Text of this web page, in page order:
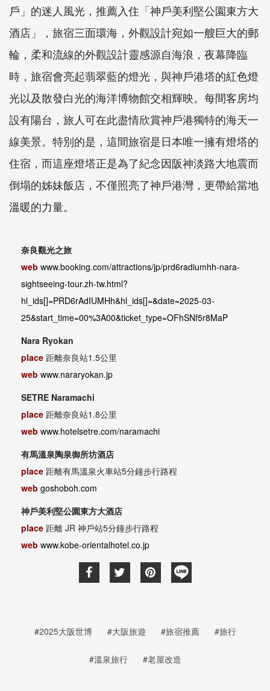
戶」的迷人風光，推薦入住「神戶美利堅公園東方大
酒店」，旅宿三面環海，外觀設計宛如一艘巨大的郵
輪，柔和流線的外觀設計靈感源自海浪，夜幕降臨
時，旅宿會亮起翡翠藍的燈光，與神戶港塔的紅色燈
光以及散發白光的海洋博物館交相輝映。每間客房均
設有陽台，旅人可在此盡情欣賞神戶港獨特的海天一
線美景。特別的是，這間旅宿是日本唯一擁有燈塔的
住宿，而這座燈塔正是為了紀念因阪神淡路大地震而
倒塌的姊妹飯店，不僅照亮了神戶港灣，更帶給當地
溫暖的力量。
奈良觀光之旅
web www.booking.com/attractions/jp/prd6radiumhh-nara-
sightseeing-tour.zh-tw.html?
hl_ids[]=PRD6rAdIUMHh&hl_ids[]=&date=2025-03-
25&start_time=00%3A00&ticket_type=OFhSNf5r8MaP
Nara Ryokan
place 距離奈良站1.5公里
web www.nararyokan.jp
SETRE Naramachi
place 距離奈良站1.8公里
web www.hotelsetre.com/naramachi
有馬溫泉陶泉御所坊酒店
place 距離有馬溫泉火車站5分鐘步行路程
web goshoboh.com
神戶美利堅公園東方大酒店
place 距離 JR 神戶站5分鐘步行路程
web www.kobe-orientalhotel.co.jp
#2025大阪世博 #大阪旅遊 #旅宿推薦 #旅行
#溫泉旅行 #老屋改造